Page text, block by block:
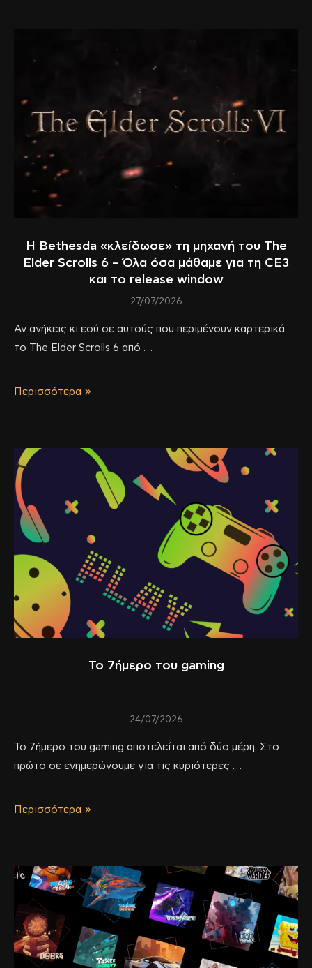
Η Bethesda «κλείδωσε» τη μηχανή του The
Elder Scrolls 6 – Όλα όσα μάθαμε για τη CE3
και το release window
27/07/2026
Αν ανήκεις κι εσύ σε αυτούς που περιμένουν καρτερικά
το The Elder Scrolls 6 από …
Περισσότερα
Το 7ήμερο του gaming
24/07/2026
Το 7ήμερο του gaming αποτελείται από δύο μέρη. Στο
πρώτο σε ενημερώνουμε για τις κυριότερες …
Περισσότερα